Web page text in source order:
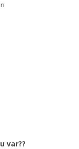
var??